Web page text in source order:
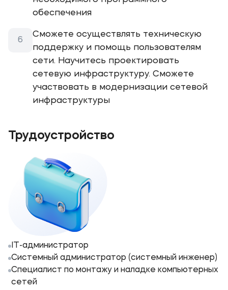
обеспечения
Сможете осуществлять техническую
поддержку и помощь пользователям
сети. Научитесь проектировать
сетевую инфраструктуру. Сможете
участвовать в модернизации сетевой
инфраструктуры
Трудоустройство
IT-администратор
Системный администратор (системный инженер)
Специалист по монтажу и наладке компьютерных
сетей